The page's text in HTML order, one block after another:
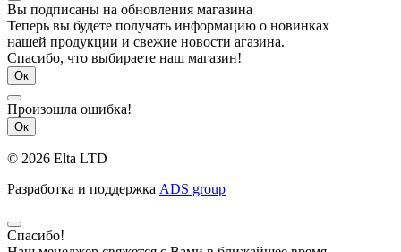
Вы подписаны на обновления магазина
Теперь вы будете получать информацию о новинках
нашей продукции и свежие новости агазина.
Спасибо, что выбираете наш магазин!
Ок
Произошла ошибка!
Ок
© 2026 Elta LTD
Разработка и поддержка ADS group
Спасибо!